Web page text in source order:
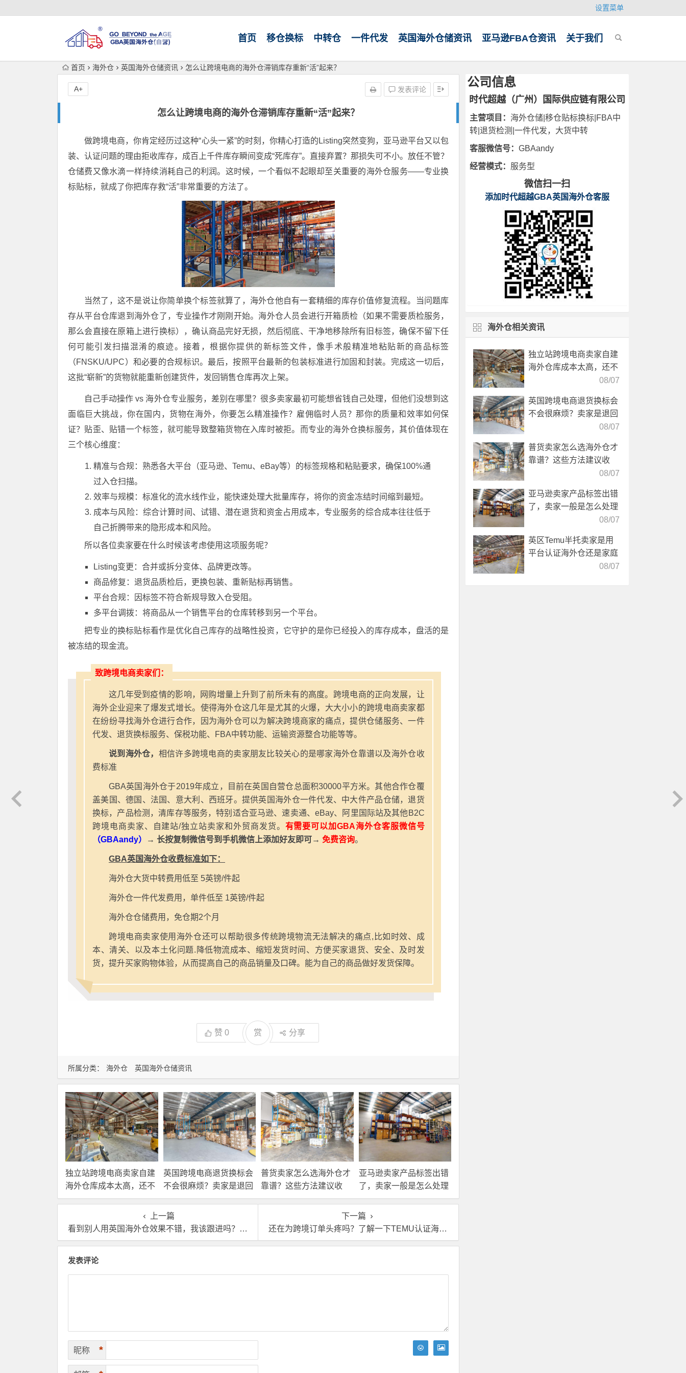
设置菜单
首页 移仓换标 中转仓 一件代发 英国海外仓储资讯 亚马逊FBA仓资讯 关于我们
首页 海外仓 英国海外仓储资讯 怎么让跨境电商的海外仓滞销库存重新“活”起来？
怎么让跨境电商的海外仓滞销库存重新“活”起来？
发表评论
A+
所属分类： 海外仓 英国海外仓储资讯
做跨境电商，你肯定经历过这种“心头一紧”的时刻，你精心打造的Listing突然变狗，亚马逊平台又以包
装、认证问题的理由拒收库存，成百上千件库存瞬间变成“死库存”。直接弃置？那损失可不小。放任不管？
仓储费又像水滴一样持续消耗自己的利润。这时候，一个看似不起眼却至关重要的海外仓服务——专业换
标贴标，就成了你把库存救“活”非常重要的方法了。
当然了，这不是说让你简单换个标签就算了，海外仓他自有一套精细的库存价值修复流程。当问题库
存从平台仓库退到海外仓了，专业操作才刚刚开始。海外仓人员会进行开箱质检（如果不需要质检服务，
那么会直接在原箱上进行换标），确认商品完好无损，然后彻底、干净地移除所有旧标签，确保不留下任
何可能引发扫描混淆的痕迹。接着，根据你提供的新标签文件，像手术般精准地粘贴新的商品标签
（FNSKU/UPC）和必要的合规标识。最后，按照平台最新的包装标准进行加固和封装。完成这一切后，
这批“崭新”的货物就能重新创建货件，发回销售仓库再次上架。
自己手动操作 vs 海外仓专业服务，差别在哪里？很多卖家最初可能想省钱自己处理，但他们没想到这
面临巨大挑战，你在国内，货物在海外，你要怎么精准操作？雇佣临时人员？那你的质量和效率如何保
证？贴歪、贴错一个标签，就可能导致整箱货物在入库时被拒。而专业的海外仓换标服务，其价值体现在
三个核心维度：
精准与合规：熟悉各大平台（亚马逊、Temu、eBay等）的标签规格和粘贴要求，确保100%通
过入仓扫描。
效率与规模：标准化的流水线作业，能快速处理大批量库存，将你的资金冻结时间缩到最短。
成本与风险：综合计算时间、试错、潜在退货和资金占用成本，专业服务的综合成本往往低于
自己折腾带来的隐形成本和风险。
所以各位卖家要在什么时候该考虑使用这项服务呢？
Listing变更：合并或拆分变体、品牌更改等。
商品修复：退货品质检后，更换包装、重新贴标再销售。
平台合规：因标签不符合新规导致入仓受阻。
多平台调拨：将商品从一个销售平台的仓库转移到另一个平台。
把专业的换标贴标看作是优化自己库存的战略性投资，它守护的是你已经投入的库存成本，盘活的是
被冻结的现金流。
致跨境电商卖家们：
这几年受到疫情的影响，网购增量上升到了前所未有的高度。跨境电商的正向发展，让
海外企业迎来了爆发式增长。使得海外仓这几年是尤其的火爆，大大小小的跨境电商卖家都
在纷纷寻找海外仓进行合作，因为海外仓可以为解决跨境商家的痛点，提供仓储服务、一件
代发、退货换标服务、保税功能、FBA中转功能、运输资源整合功能等等。
说到海外仓， 相信许多跨境电商的卖家朋友比较关心的是哪家海外仓靠谱以及海外仓收
费标准
GBA英国海外仓于2019年成立，目前在英国自营仓总面积30000平方米。其他合作仓覆
盖美国、德国、法国、意大利、西班牙。提供英国海外仓一件代发、中大件产品仓储，退货
换标，产品检测，清库存等服务，特别适合亚马逊、速卖通、eBay、阿里国际站及其他B2C
跨境电商卖家、自建站/独立站卖家和外贸商发货。 有需要可以加GBA海外仓客服微信号
（GBAandy）
→ 长按复制微信号到手机微信上添加好友即可→ 免费咨询。
GBA英国海外仓收费标准如下：
海外仓大货中转费用低至 5英镑/件起
海外仓一件代发费用，单件低至 1英镑/件起
海外仓仓储费用，免仓期2个月
跨境电商卖家使用海外仓还可以帮助很多传统跨境物流无法解决的痛点,比如时效、成
本、清关、以及本土化问题.降低物流成本、缩短发货时间、方便买家退货、安全、及时发
货，提升买家购物体验，从而提高自己的商品销量及口碑。能为自己的商品做好发货保障。
赞 0 赏 分享
独立站跨境电商卖家自建
海外仓库成本太高，还不
如直接找第三方自营海外
英国跨境电商退货换标会
不会很麻烦？卖家是退回
国内还是在海外直接处
理？
普货卖家怎么选海外仓才
靠谱？这些方法建议收
藏！
亚马逊卖家产品标签出错
了，卖家一般是怎么处理
的？
上一篇
看到别人用英国海外仓效果不错，我该跟进吗？先问自己这几个问题
下一篇
还在为跨境订单头疼吗？了解一下TEMU认证海外仓吧
发表评论
昵称 *
公司信息
时代超越（广州）国际供应链有限公司
主营项目： 海外仓储|移仓贴标换标|FBA中
转|退货检测|一件代发，大货中转
客服微信号： GBAandy
经营模式： 服务型
微信扫一扫
添加时代超越GBA英国海外仓客服
海外仓相关资讯
独立站跨境电商卖家自建
海外仓库成本太高，还不
如直接找第三方自营海外
08/07
英国跨境电商退货换标会
不会很麻烦？卖家是退回
国内还是在海外直接处08/07
普货卖家怎么选海外仓才
靠谱？这些方法建议收
08/07
亚马逊卖家产品标签出错
了，卖家一般是怎么处理
08/07
英区Temu半托卖家是用
平台认证海外仓还是家庭
08/07